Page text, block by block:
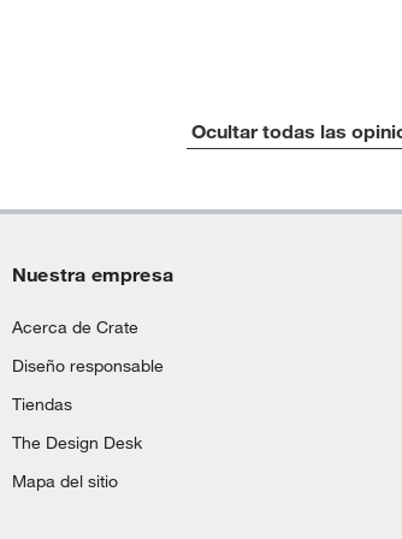
Ocultar todas las
Nuestra empresa
Acerca de Crate
Diseño responsable
Tiendas
The Design Desk
Mapa del sitio